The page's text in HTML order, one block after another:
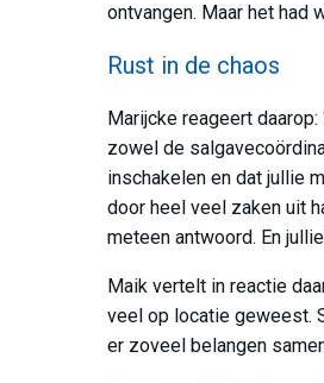
ontvangen. Maar het had
Rust in de chaos
Marijcke reageert
zowel de
inschakelen en dat jullie
door heel veel zaken uit
meteen antwoord. En
Maik vertelt in reactie
veel op locatie geweest.
er zoveel belangen